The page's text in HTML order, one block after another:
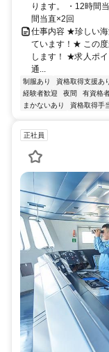
ります。 ・12時間
間当直×2回
仕事内容 ★珍しい海
ています！★ この
します！ ★求人ポ
通...
制服あり 資格取得支援あ
経験者歓迎
夜間 有資格
まかないあり
資格取得手
正社員